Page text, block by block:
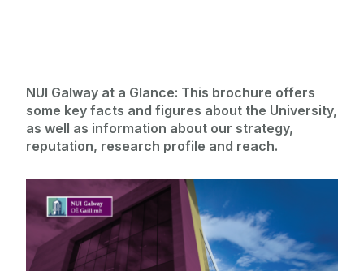
NUI Galway at a Glance: This brochure offers
some key facts and figures about the University,
as well as information about our strategy,
reputation, research profile and reach.